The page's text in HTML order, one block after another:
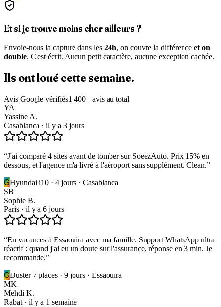
Et si je trouve moins cher ailleurs ?
Envoie-nous la capture dans les 24h, on couvre la différence et on
double. C'est écrit. Aucun petit caractère, aucune exception cachée.
Ils ont loué cette semaine.
Avis Google vérifiés1 400+ avis au total
YA
Yassine A.
Casablanca · il y a 3 jours
“J'ai comparé 4 sites avant de tomber sur SoeezAuto. Prix 15% en
dessous, et l'agence m'a livré à l'aéroport sans supplément. Clean.”
GHyundai i10 · 4 jours · Casablanca
SB
Sophie B.
Paris · il y a 6 jours
“En vacances à Essaouira avec ma famille. Support WhatsApp ultra
réactif : quand j'ai eu un doute sur l'assurance, réponse en 3 min. Je
recommande.”
GDuster 7 places · 9 jours · Essaouira
MK
Mehdi K.
Rabat · il y a 1 semaine